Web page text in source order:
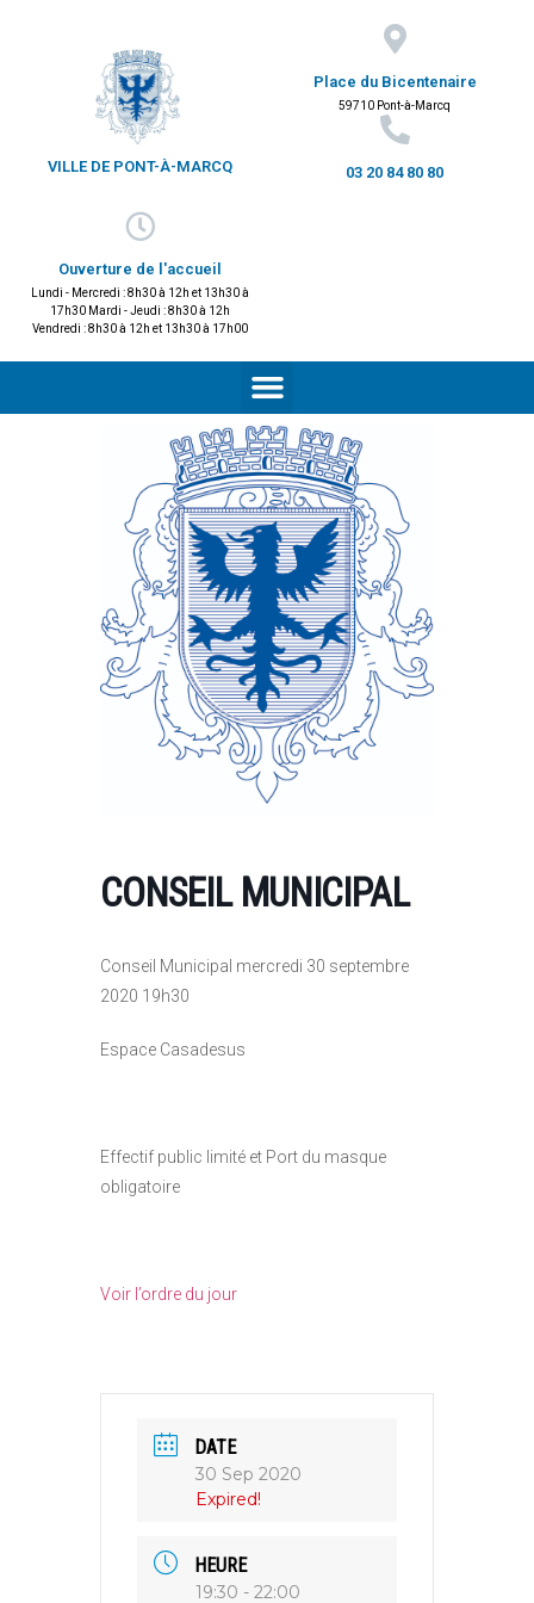
VILLE DE PONT-À-MARCQ
Place du Bicentenaire
59710 Pont-à-Marcq
03 20 84 80 80
Ouverture de l'accueil
Lundi - Mercredi : 8h30 à 12h et 13h30 à
17h30 Mardi - Jeudi : 8h30 à 12h
Vendredi : 8h30 à 12h et 13h30 à 17h00
CONSEIL MUNICIPAL
Conseil Municipal mercredi 30 septembre
2020 19h30
Espace Casadesus
Effectif public limité et Port du masque
obligatoire
Voir l’ordre du jour
DATE
30 Sep 2020
Expired!
HEURE
19:30 - 22:00